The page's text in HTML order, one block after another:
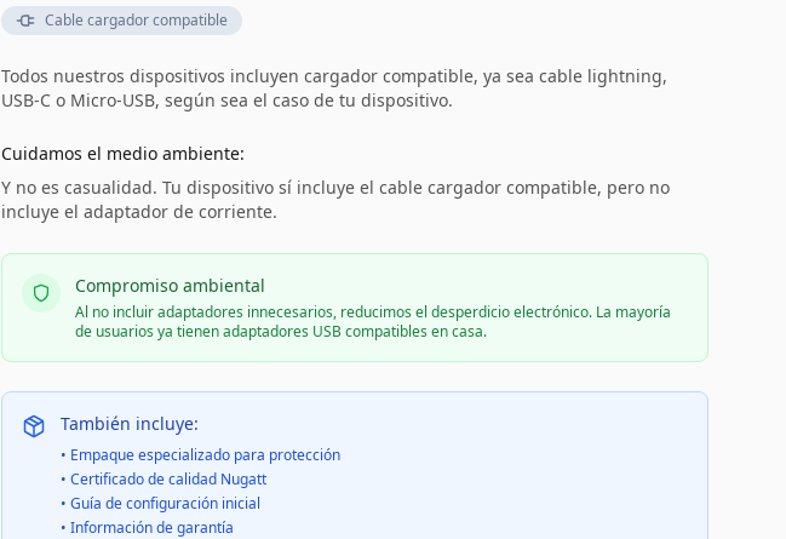
Cable cargador compatible
Todos nuestros dispositivos incluyen cargador compatible, ya sea cable lightning,
USB-C o Micro-USB, según sea el caso de tu dispositivo.
Cuidamos el medio ambiente:
Y no es casualidad. Tu dispositivo sí incluye el cable cargador compatible, pero no
incluye el adaptador de corriente.
Compromiso ambiental
Al no incluir adaptadores innecesarios, reducimos el desperdicio electrónico. La mayoría
de usuarios ya tienen adaptadores USB compatibles en casa.
También incluye:
• Empaque especializado para protección
• Certificado de calidad Nugatt
• Guía de configuración inicial
• Información de garantía